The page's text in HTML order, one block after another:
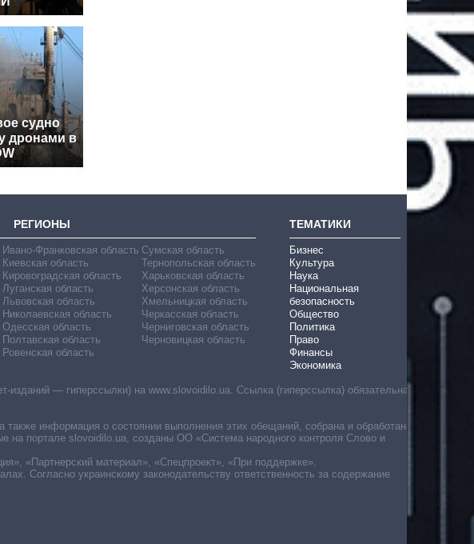
судно
дронами в
РЕГИОНЫ
Ивано-Франковская область
Киевская область
Кировоградская область
Луганская область
Львовская область
Николаевская область
Одесская область
Полтавская область
Ровенская область
Сумская область
Тернопольская область
Харьковская область
Херсонская область
Хмельницкая область
Черкасская область
Черниговская область
Черновицкая область
ТЕМАТИКИ
Бизнес
Культура
Наука
Национальная
безопасность
Общество
Политика
Право
Финансы
Экономика
— гиперссылки) на www.slovoidilo.ua. Ссылка (гиперссылка) обязательна
информация о состоянии выполнения этих обещаний, собрана и обработана
портале slovoidilo.ua, созданы ОО «Система народного контроля Слово и
«Партнерский материал», «Спецпроект», «При поддержке».
Согласно украинскому законодательству ответственность за содержание